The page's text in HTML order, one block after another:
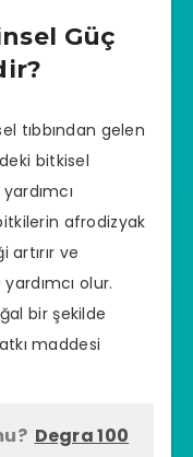
Güç
tıbbından gelen
bitkisel
afrodizyak
artırır ve
olur.
bir şekilde
maddesi
Degra 100